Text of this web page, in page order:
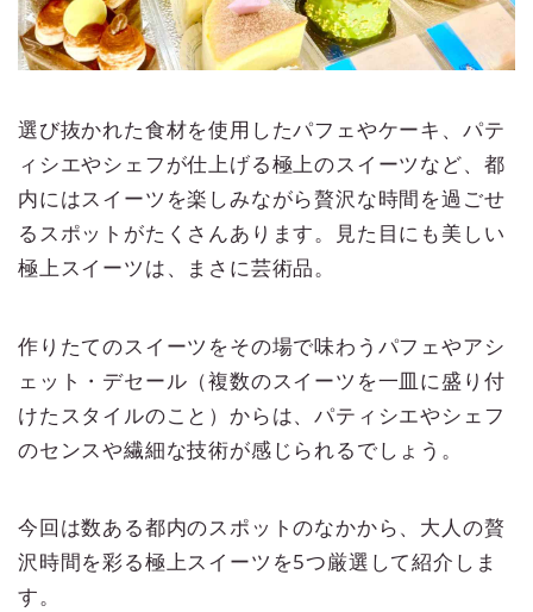
選び抜かれた食材を使用したパフェやケーキ、パテ
ィシエやシェフが仕上げる極上のスイーツなど、都
内にはスイーツを楽しみながら贅沢な時間を過ごせ
るスポットがたくさんあります。見た目にも美しい
極上スイーツは、まさに芸術品。
作りたてのスイーツをその場で味わうパフェやアシ
ェット・デセール（複数のスイーツを一皿に盛り付
けたスタイルのこと）からは、パティシエやシェフ
のセンスや繊細な技術が感じられるでしょう。
今回は数ある都内のスポットのなかから、大人の贅
沢時間を彩る極上スイーツを5つ厳選して紹介しま
す。